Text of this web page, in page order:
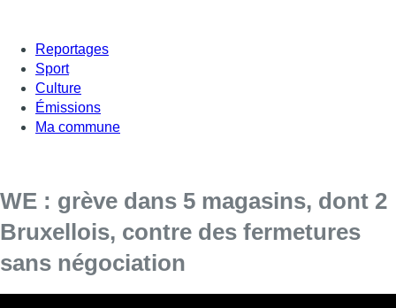
Reportages
Sport
Culture
Émissions
Ma commune
WE : grève dans 5 magasins, dont 2
Bruxellois, contre des fermetures
sans négociation